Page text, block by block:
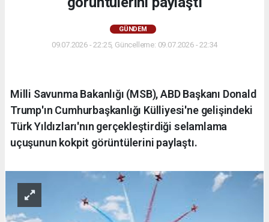
GÜNDEM
09.07.2026 - 22:25, Güncelleme: 09.07.2026 - 22:34
Milli Savunma Bakanlığı (MSB), ABD Başkanı Donald
Trump'ın Cumhurbaşkanlığı Külliyesi'ne gelişindeki
Türk Yıldızları'nın gerçekleştirdiği selamlama
uçuşunun kokpit görüntülerini paylaştı.